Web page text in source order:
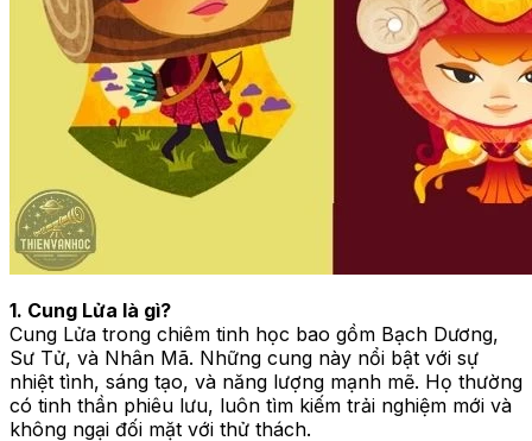
1. Cung Lửa là gì?
Cung Lửa trong chiêm tinh học bao gồm Bạch Dương,
Sư Tử, và Nhân Mã. Những cung này nổi bật với sự
nhiệt tình, sáng tạo, và năng lượng mạnh mẽ. Họ thường
có tinh thần phiêu lưu, luôn tìm kiếm trải nghiệm mới và
không ngại đối mặt với thử thách.